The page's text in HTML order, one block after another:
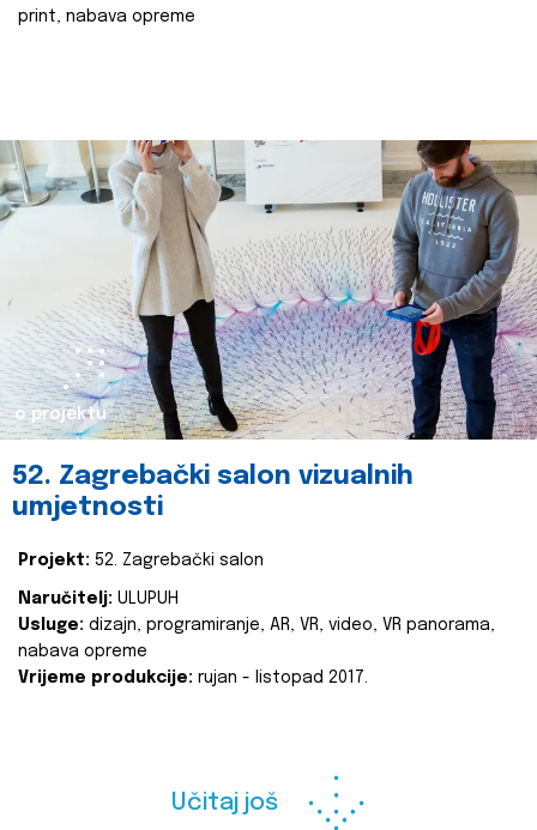
print, nabava opreme
o projektu
52. Zagrebački salon vizualnih
umjetnosti
Projekt: 52. Zagrebački salon
Naručitelj: ULUPUH
Usluge: dizajn, programiranje, AR, VR, video, VR panorama,
nabava opreme
Vrijeme produkcije: rujan - listopad 2017.
Učitaj još